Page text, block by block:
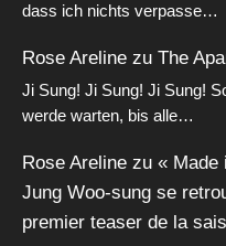
dass ich nichts verpasse…
Rose Areline zu The
Ji Sung! Ji Sung! Ji Sung!
werde warten, bis alle…
Rose Areline zu « Made
Jung Woo-sung se
premier teaser de la